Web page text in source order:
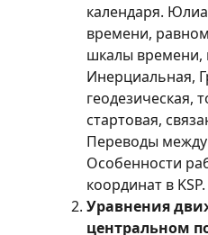
календаря.
времени,
шкалы времени,
Инерциальная,
геодезическая,
стартовая,
Переводы
Особенности
координат в KSP.
Уравнения
центральном